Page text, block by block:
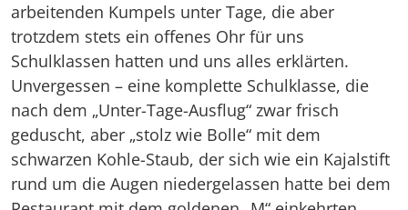
arbeitenden Kumpels unter Tage, die aber
trotzdem stets ein offenes Ohr für uns
Schulklassen hatten und uns alles erklärten.
Unvergessen – eine komplette Schulklasse, die
nach dem „Unter-Tage-Ausflug“ zwar frisch
geduscht, aber „stolz wie Bolle“ mit dem
schwarzen Kohle-Staub, der sich wie ein Kajalstift
rund um die Augen niedergelassen hatte bei dem